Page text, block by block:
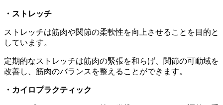
・ストレッチ
ストレッチは筋肉や関節の柔軟性を向上させることを目的と
しています。
定期的なストレッチは筋肉の緊張を和らげ、関節の可動域を
改善し、筋肉のバランスを整えることができます。
・カイロプラクティック